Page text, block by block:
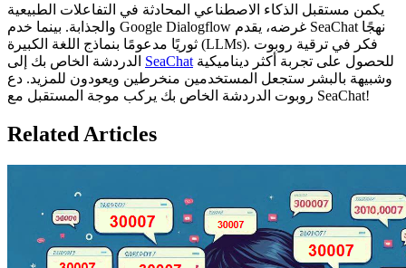
يكمن مستقبل الذكاء الاصطناعي المحادثة في التفاعلات الطبيعية
والجذابة. بينما خدم Google Dialogflow غرضه، يقدم SeaChat نهجًا
ثوريًا مدعومًا بنماذج اللغة الكبيرة (LLMs). فكر في ترقية روبوت
SeaChat
وشبيهة بالبشر ستجعل المستخدمين منخرطين ويعودون للمزيد. دع
روبوت الدردشة الخاص بك يركب موجة المستقبل مع SeaChat!
Related Articles